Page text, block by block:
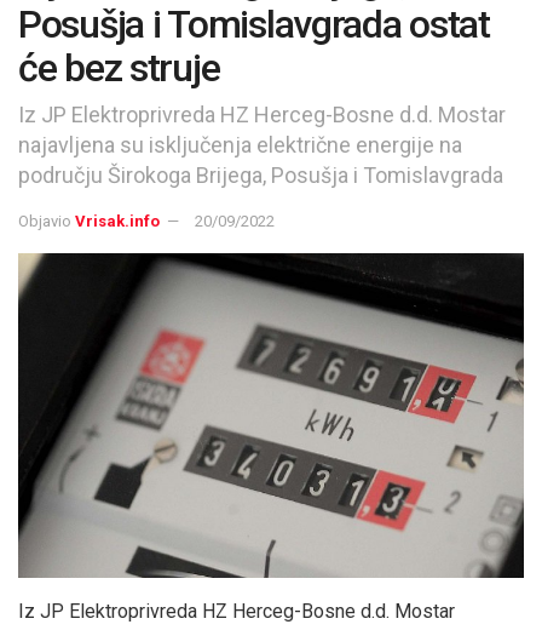
Posušja i Tomislavgrada ostat
će bez struje
Iz JP Elektroprivreda HZ Herceg-Bosne d.d. Mostar
najavljena su isključenja električne energije na
području Širokoga Brijega, Posušja i Tomislavgrada
Objavio Vrisak.info 20/09/2022
Iz JP Elektroprivreda HZ Herceg-Bosne d.d. Mostar